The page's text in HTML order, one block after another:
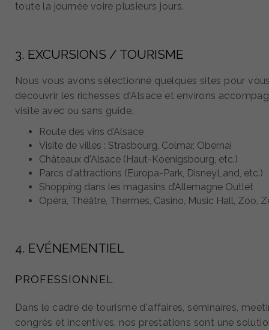
toute la journée voire plusieurs jours.
3. EXCURSIONS / TOURISME
Nous vous avons sélectionné quelques sites pour
découvrir les richesses d'Alsace et environs
visite avec ou sans guide.
Route des vins d’Alsace
Visite de villes : Strasbourg, Colmar, Obernai
Châteaux d'Alsace (Haut-Koenigsbourg, etc.)
Parcs d'attractions (Europa-Park, DisneyLand, etc.)
Shopping dans les magasins d’Allemagne Outlet
Opéra, Théâtre, Thermes, Casino, Music Hall, Zoo,
4. EVÉNEMENTIEL
PROFESSIONNEL
Dans le cadre de tourisme d'affaires, séminaires,
congrès et incentives, nos prestations sont une